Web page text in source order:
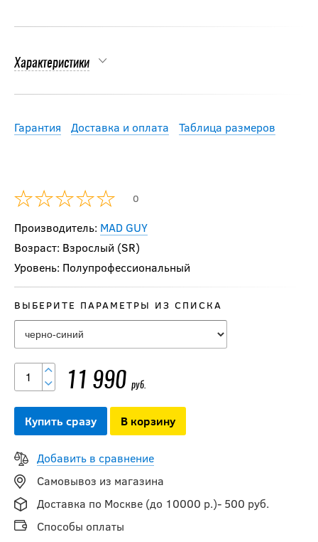
Характеристики
Гарантия Доставка и оплата Таблица размеров
0
Производитель: MAD GUY
Возраст: Взрослый (SR)
Уровень: Полупрофессиональный
ВЫБЕРИТЕ ПАРАМЕТРЫ ИЗ СПИСКА
11 990 руб.
Купить сразу В корзину
Добавить в сравнение
Самовывоз из магазина
Доставка по Москве (до 10000 р.)- 500 руб.
Способы оплаты
MAD GUY Strike 2,0
-40 %
Баул без колес
6 594 руб.